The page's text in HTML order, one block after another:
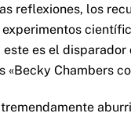
reflexiones, los
es el
«Becky Chambers